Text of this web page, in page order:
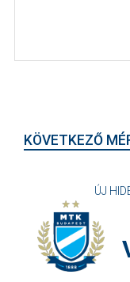
KÖVETKEZŐ
ÚJ